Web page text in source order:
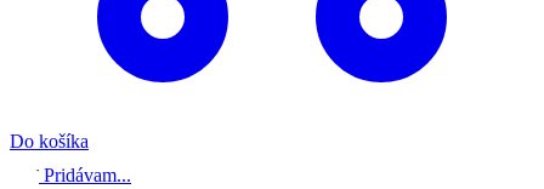
Do košíka
Pridávam...